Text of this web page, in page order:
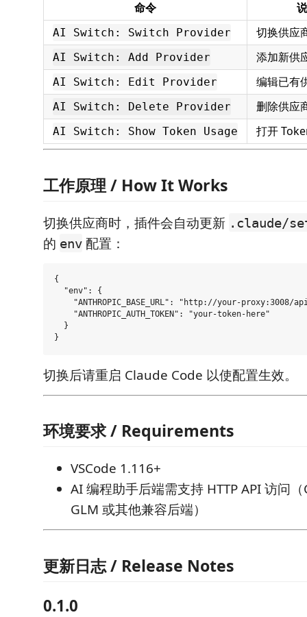
命令
AI Switch: Switch Provider 切换供应
AI Switch: Add Provider 添加新供
AI Switch: Edit Provider 编辑已有
AI Switch: Delete Provider 删除供应
AI Switch: Show Token Usage 打开
工作原理 / How It Works
切换供应商时，插件会自动更新 .claude/
的 env 配置：
{
  "env": {
"ANTHROPIC_BASE_URL": "http://your-proxy:3008/
    "ANTHROPIC_AUTH_TOKEN": "your-token-here"
  }
切换后请重启 Claude Code 以使配置生效。
环境要求 / Requirements
VSCode 1.116+
AI 编程助手后端需支持 HTTP API 访问
GLM 或其他兼容后端）
更新日志 / Release Notes
0.1.0